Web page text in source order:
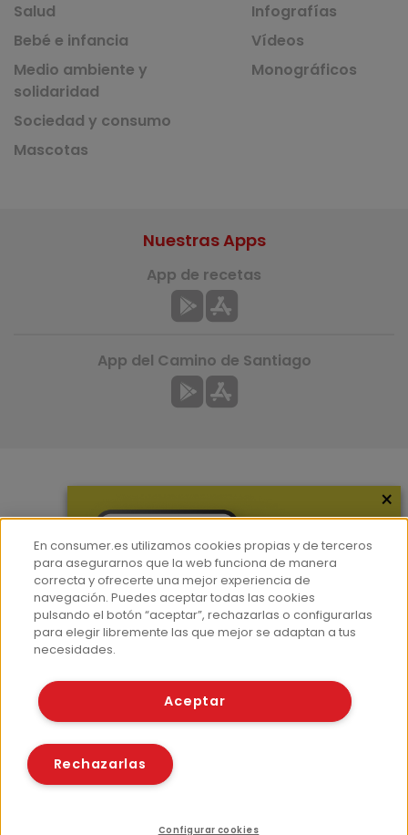
Salud
Bebé e infancia
Medio ambiente y
solidaridad
Sociedad y consumo
Mascotas
Infografías
Vídeos
Monográficos
Hemeroteca
Contacto
Prensa
Corpus Lingüístico Consumer
Nuestras Apps
App de recetas
App del Camino de Santiago
© Fundación EROSKI
Políticas de cookies
×
En consumer.es utilizamos cookies propias y de terceros
para asegurarnos que la web funciona de manera
correcta y ofrecerte una mejor experiencia de
navegación. Puedes aceptar todas las cookies
pulsando el botón “aceptar”, rechazarlas o configurarlas
para elegir libremente las que mejor se adaptan a tus
necesidades.
Aceptar
Rechazarlas
Configurar cookies